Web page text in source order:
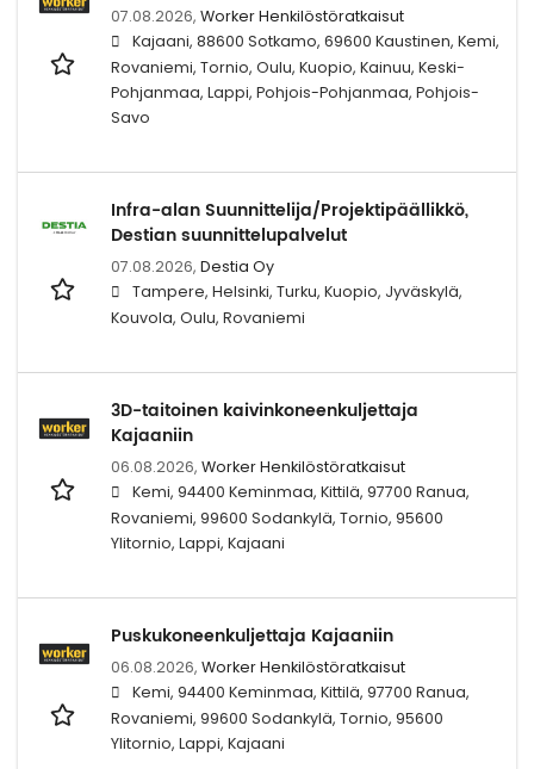
07.08.2026, Worker Henkilöstöratkaisut
Kajaani, 88600 Sotkamo, 69600 Kaustinen, Kemi,
Rovaniemi, Tornio, Oulu, Kuopio, Kainuu, Keski-
Pohjanmaa, Lappi, Pohjois-Pohjanmaa, Pohjois-
Savo
Infra-alan Suunnittelija/Projektipäällikkö,
Destian suunnittelupalvelut
07.08.2026, Destia Oy
Tampere, Helsinki, Turku, Kuopio, Jyväskylä,
Kouvola, Oulu, Rovaniemi
3D-taitoinen kaivinkoneenkuljettaja
Kajaaniin
06.08.2026, Worker Henkilöstöratkaisut
Kemi, 94400 Keminmaa, Kittilä, 97700 Ranua,
Rovaniemi, 99600 Sodankylä, Tornio, 95600
Ylitornio, Lappi, Kajaani
Puskukoneenkuljettaja Kajaaniin
06.08.2026, Worker Henkilöstöratkaisut
Kemi, 94400 Keminmaa, Kittilä, 97700 Ranua,
Rovaniemi, 99600 Sodankylä, Tornio, 95600
Ylitornio, Lappi, Kajaani